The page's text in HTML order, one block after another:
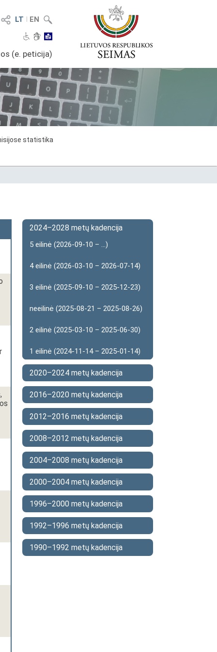
LT I EN
(e. peticija)
statistika
,
2024–2028 metų kadencija
5 eilinė (2026-09-10 – ...)
4 eilinė (2026-03-10 – 2026-07-14)
3 eilinė (2025-09-10 – 2025-12-23)
neeilinė (2025-08-21 – 2025-08-26)
2 eilinė (2025-03-10 – 2025-06-30)
1 eilinė (2024-11-14 – 2025-01-14)
2020–2024 metų kadencija
2016–2020 metų kadencija
2012–2016 metų kadencija
2008–2012 metų kadencija
2004–2008 metų kadencija
2000–2004 metų kadencija
1996–2000 metų kadencija
1992–1996 metų kadencija
1990–1992 metų kadencija